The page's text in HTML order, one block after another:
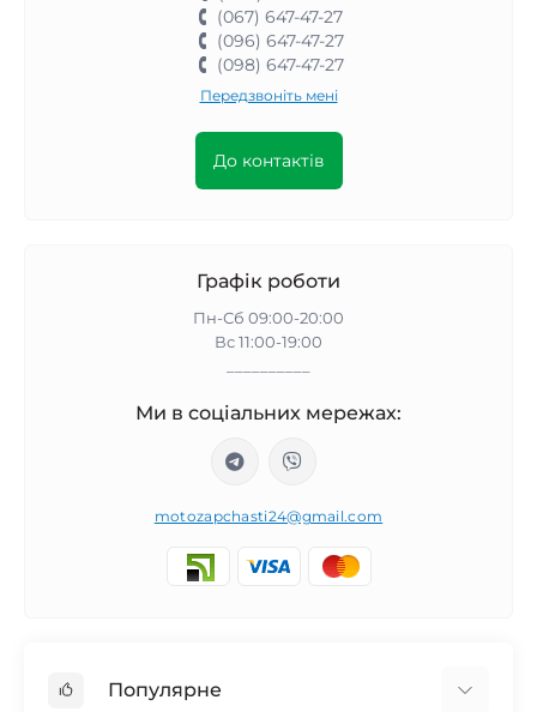
(067) 647-47-27
(096) 647-47-27
(098) 647-47-27
Передзвоніть мені
До контактів
Графік роботи
Пн-Сб 09:00-20:00
Вс 11:00-19:00
Ми в соціальних мережах:
motozapchasti24@gmail.com
Популярне